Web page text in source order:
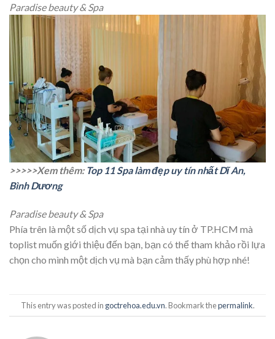
Paradise beauty & Spa
>>>>>Xem thêm: Top 11 Spa làm đẹp uy tín nhất Dĩ An,
Bình Dương
Paradise beauty & Spa
Phía trên là một số dịch vụ spa tại nhà uy tín ở TP.HCM mà
toplist muốn giới thiệu đến bạn, bạn có thể tham khảo rồi lựa
chọn cho mình một dịch vụ mà bạn cảm thấy phù hợp nhé!
This entry was posted in goctrehoa.edu.vn. Bookmark thepermalink.